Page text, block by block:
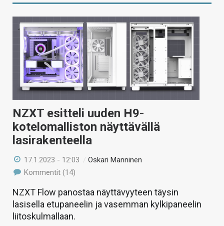
NZXT esitteli uuden H9-
kotelomalliston näyttävällä
lasirakenteella
17.1.2023 - 12:03 /Oskari Manninen
Kommentit (14)
NZXT Flow panostaa näyttävyyteen täysin
lasisella etupaneelin ja vasemman kylkipaneelin
liitoskulmallaan.